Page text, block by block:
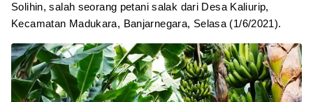
Solihin, salah seorang petani salak dari Desa Kaliurip,
Kecamatan Madukara, Banjarnegara, Selasa (1/6/2021).